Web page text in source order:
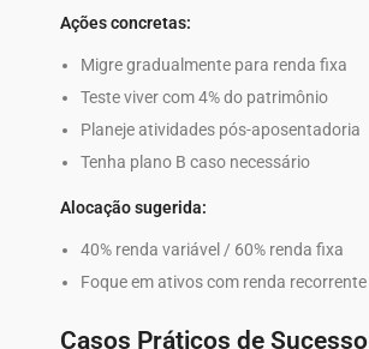
Ações concretas:
Migre gradualmente para renda fixa
Teste viver com 4% do patrimônio
Planeje atividades pós-aposentadoria
Tenha plano B caso necessário
Alocação sugerida:
40% renda variável / 60% renda fixa
Foque em ativos com renda recorrente
Casos Práticos de Sucesso